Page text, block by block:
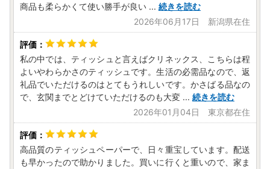
商品も柔らかくて使い勝手が良い ... 続きを読む
2026年06月17日 新潟県在住
私の中では、ティッシュと言えばクリネックス、こちらは程
よいやわらかさのティッシュです。生活の必需品なので、返
礼品でいただけるのはとてもうれしいです。かさばる品なの
で、玄関までとどけていただけるのも大変 ... 続きを読む
2026年01月04日 東京都在住
高品質のティッシュペーパーで、日々重宝しています。配送
も早かったので助かりました。買いに行くと重いので、家ま